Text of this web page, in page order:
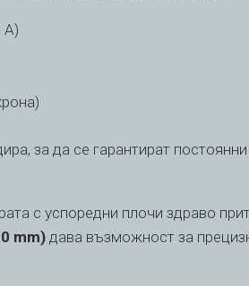
A)
за да се гарантират постоянни
с успоредни плочи здраво
mm) дава възможност за